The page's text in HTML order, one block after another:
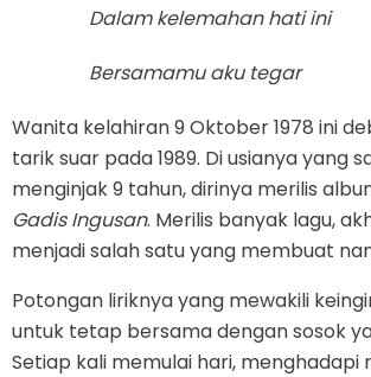
Dalam kelemahan hati ini
Bersamamu aku tegar
Wanita kelahiran 9 Oktober 1978 ini
tarik suar pada 1989. Di usianya yang
menginjak 9 tahun, dirinya merilis
Gadis Ingusan. Merilis banyak lagu,
menjadi salah satu yang membuat
Potongan liriknya yang mewakili
untuk tetap bersama dengan sosok
Setiap kali memulai hari, menghadapi